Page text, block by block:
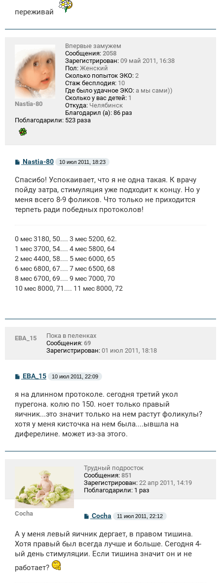
переживай
Nastia-80
Впервые замужем
Сообщения: 2058
Зарегистрирован: 09 май 2011, 16:38
Пол: Женский
Сколько попыток ЭКО: 2
Стаж бесплодия: 10
Где было удачное ЭКО: а мы сами))
Сколько у вас детей: 1
Откуда: Челябинск
Благодарил (а): 86 раз
Поблагодарили: 523 раза
С
б
щ
н
и
Nastia-80 10 июл 2011, 18:23
Спасибо! Успокаивает, что я не одна такая. К врачу
пойду затра, стимуляция уже подходит к концу. Но у
меня всего 8-9 фоликов. Что только не приходится
терпеть ради победных протоколов!
0 мес 3180, 50.... 3 мес 5200, 62.
1 мес 3700, 54.... 4 мес 5800, 64
2 мес 4400, 58.... 5 мес 6000, 65
6 мес 6800, 67.... 7 мес 6500, 68
8 мес 6700, 69.... 9 мес 7000, 70
10 мес 8000, 71.... 11 мес 8000, 72
ЕВА_15
Пока в пеленках
Сообщения: 69
Зарегистрирован: 01 июл 2011, 18:18
С
б
щ
е
н
и
ЕВА_15 10 июл 2011, 22:09
я на длинном протоколе. сегодня третий укол
пурегона. колю по 150. ноет только правый
яичник...это значит только на нем растут фоликулы?
хотя у меня кисточка на нем была....ывшла на
диферелине. может из-за этого.
Cocha
Трудный подросток
Сообщения: 851
Зарегистрирован: 22 апр 2011, 14:19
Поблагодарили: 1 раз
С
б
щ
н
Cocha 11 июл 2011, 22:12
А у меня левый яичник дергает, в правом тишина.
Хотя правый был всегда лучше и больше. Сегодня 4-
ый день стимуляции. Если тишина значит он и не
работает?